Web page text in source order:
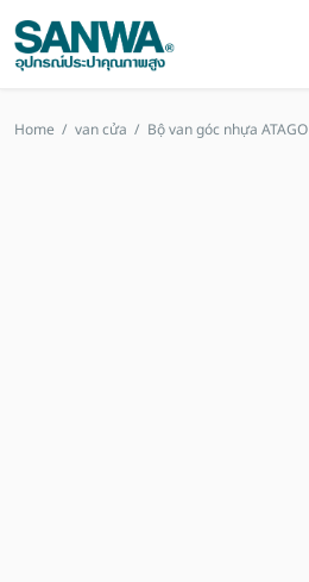
Home / van cửa / Bộ van góc nhựa ATAGO